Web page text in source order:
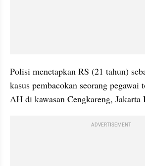
Polisi menetapkan RS (21 tahun)
kasus pembacokan seorang
AH di kawasan Cengkareng, Jakarta
ADVERTISEMENT